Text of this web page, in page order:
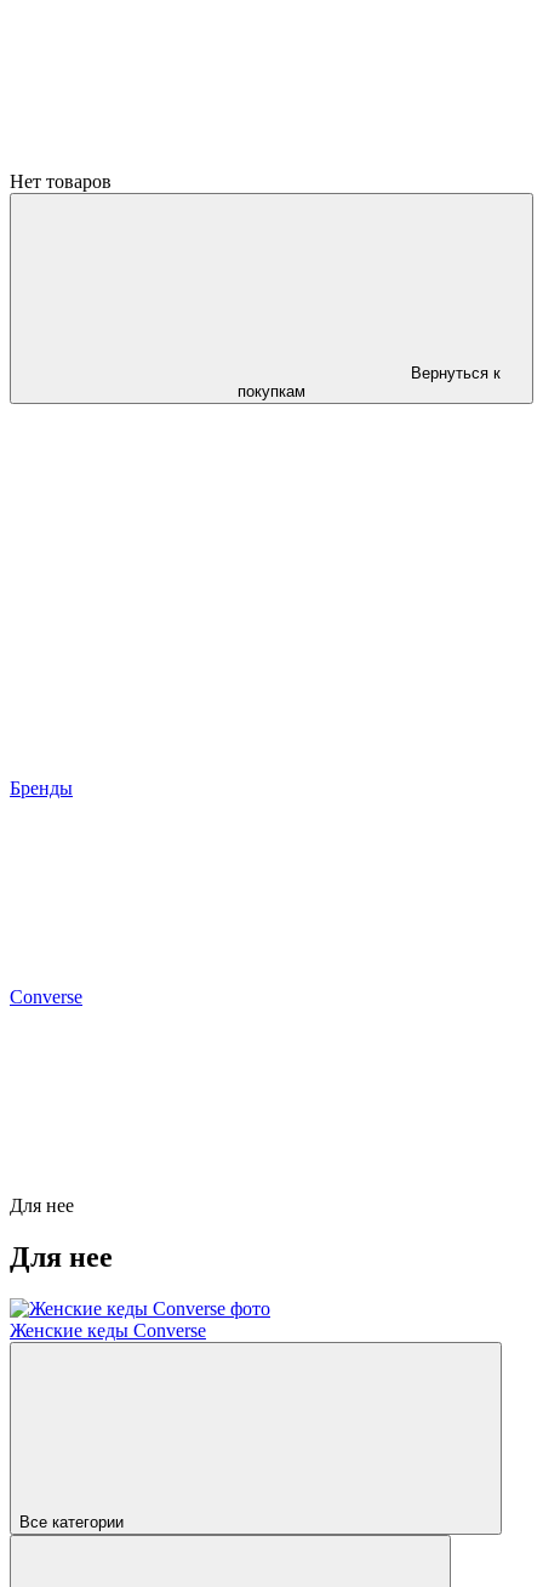
Нет товаров
Вернуться к
покупкам
Бренды
Converse
Для нее
Для нее
Женские кеды Converse
Все категории